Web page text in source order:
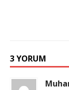
3 YORUM